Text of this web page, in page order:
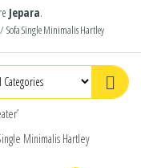
Jepara.
/ Sofa Single Minimalis Hartley
Minimalis Hartley